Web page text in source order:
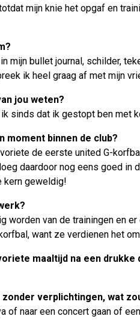
mijn knie het opgaf en
mijn bullet journal, schilder,
ik heel graag af met mijn
jou weten?
sinds dat ik gestopt ben met
moment binnen de club?
de eerste united G-
daardoor nog eens goed in
kern geweldig!
van de trainingen en
want ze verdienen het
maaltijd na een drukke
verplichtingen, wat
of naar een concert gaan of